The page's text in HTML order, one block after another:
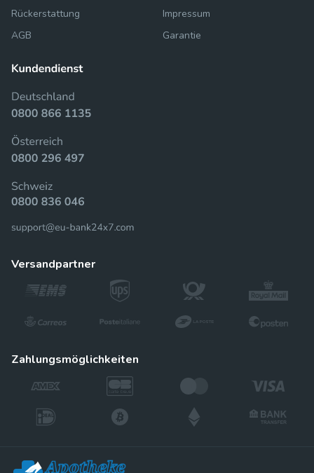
Rückerstattung
AGB
Impressum
Garantie
versandpartner
zahlungsmöglichkeiten